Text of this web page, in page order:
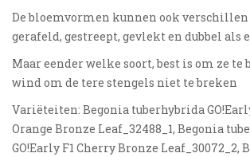
De bloemvormen kunnen ook
gerafeld, gestreept, gevlekt en dubbel als
Maar eender welke soort, best is om ze te
wind om de tere stengels niet te breken
Variëteiten: Begonia tuberhybrida
Orange Bronze Leaf_32488_1, Begonia
GO!Early F1 Cherry Bronze Leaf_30072_2,